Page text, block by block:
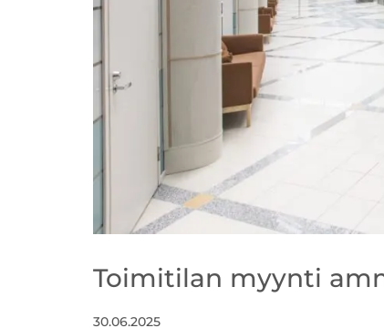
Toimitilan myynti
30.06.2025